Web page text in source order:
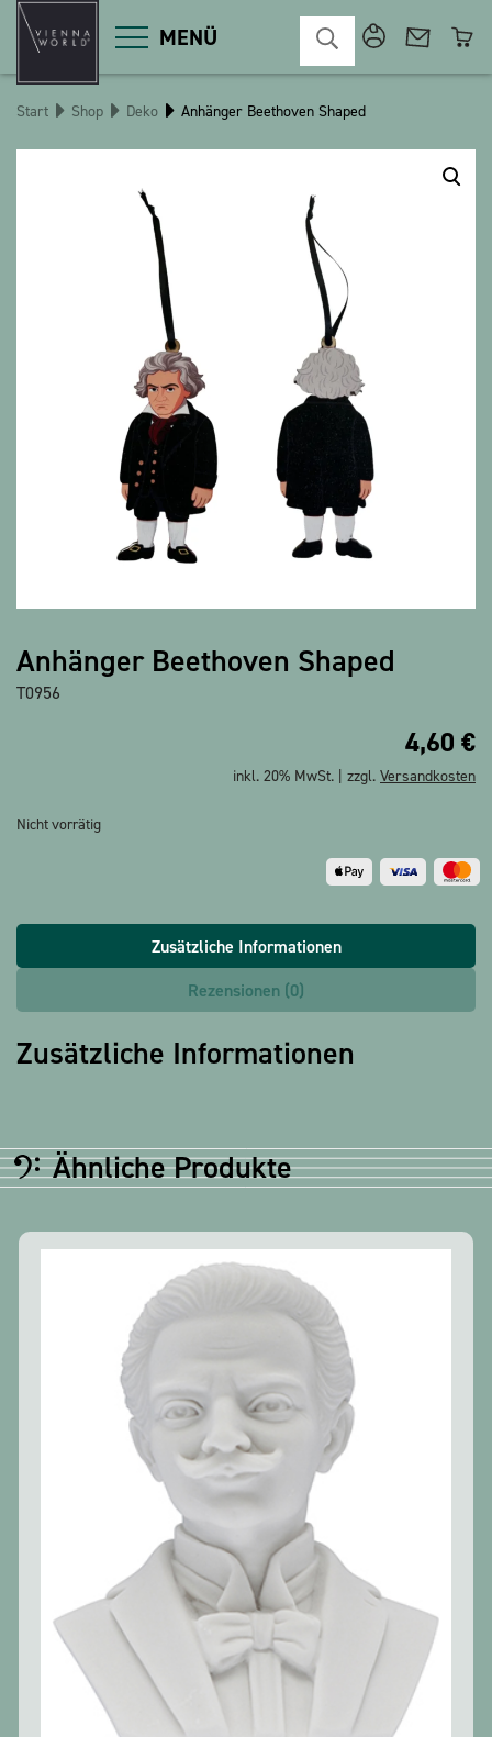
MENÜ
Produktgruppen
Diverses
Schlüsselanhänger
Schreibwaren
Textilien
bauxili
The Heart Bear
Stringlies
Alle Produkte anzeigen
Start Shop Deko Anhänger Beethoven Shaped
Anhänger Beethoven Shaped
T0956
4,60 €
inkl. 20% MwSt. | zzgl. Versandkosten
Nicht vorrätig
Zusätzliche Informationen
Rezensionen (0)
Zusätzliche Informationen
Ähnliche Produkte